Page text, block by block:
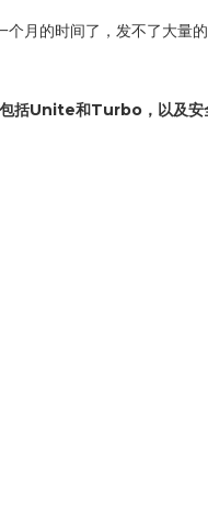
月的时间了，发不了大量
Unite和Turbo，以及安